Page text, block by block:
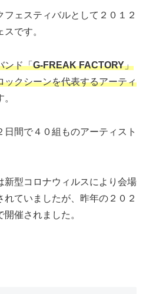
フェスティバルとして２０１２
です。
ンド「G-FREAK FACTORY」
ックシーンを代表するアーティ
間で４０組ものアーティスト
新型コロナウィルスにより会場
れていましたが、昨年の２０２
催されました。